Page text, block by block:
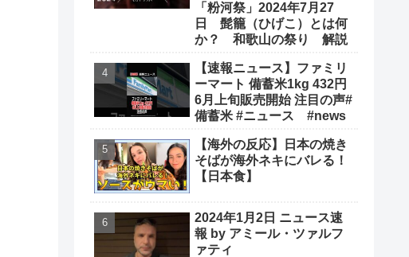
「粉河祭」2024年7月27
日 髭籠（ひげこ）とは何
か？ 和歌山の祭り 解説
【速報ニュース】ファミリ
ーマート 備蓄米1kg 432円
6月上旬販売開始 注目の声#
備蓄米 #ニュース #news
【海外の反応】日本の焼き
そばが海外ネキにバレる！
【日本食】
2024年1月2日 ニュース速
報 by アミール・ツァルフ
ァティ